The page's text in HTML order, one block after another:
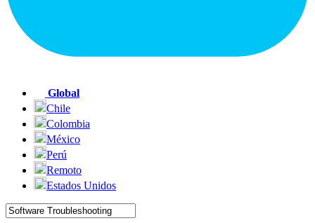
Global
Chile
Colombia
México
Perú
Remoto
Estados Unidos